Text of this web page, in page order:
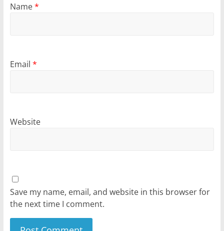
Name*
Email *
Website
Save my name, email, and website in this browser for
the next time I comment.